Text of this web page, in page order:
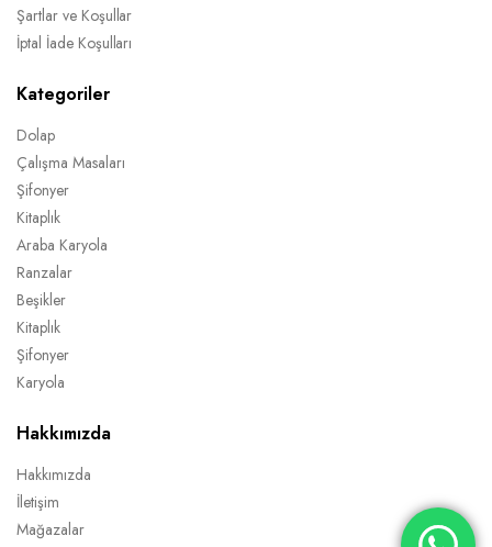
Şartlar ve Koşullar
İptal İade Koşulları
Kategoriler
Dolap
Çalışma Masaları
Şifonyer
Kitaplık
Araba Karyola
Ranzalar
Beşikler
Kitaplık
Şifonyer
Karyola
Hakkımızda
Hakkımızda
İletişim
Mağazalar